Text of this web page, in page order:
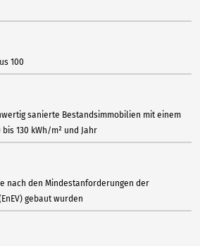
100
sanierte Bestandsimmobilien mit einem
130 kWh/m² und Jahr
nach den Mindestanforderungen der
gebaut wurden